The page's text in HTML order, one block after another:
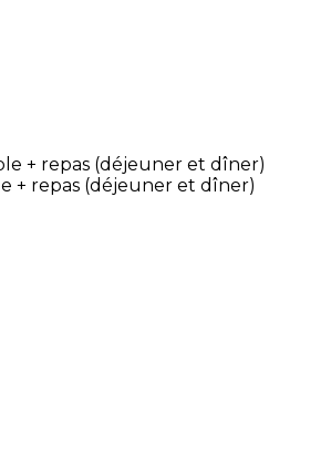
+ repas (déjeuner et dîner)
+ repas (déjeuner et dîner)